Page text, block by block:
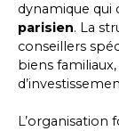
dynamique qui
parisien. La
conseillers
biens